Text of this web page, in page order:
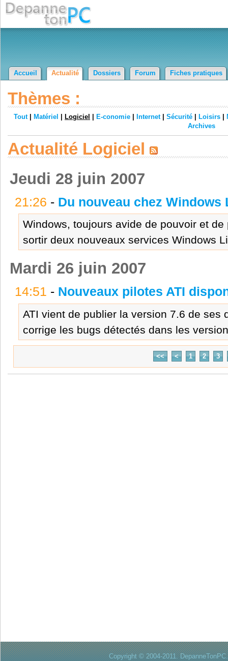
Accueil Actualité Dossiers Forum Fiches pratiques
Thèmes :
Tout| Matériel Logiciel E-conomie Internet| Sécurité Loisirs
Archives
Actualité Logiciel
Jeudi 28 juin 2007
21:26 - Du nouveau chez Windows
Windows, toujours avide de pouvoir et
sortir deux nouveaux services Windows
Mardi 26 juin 2007
14:51 - Nouveaux pilotes ATI
ATI vient de publier la version 7.6 de ses
corrige les bugs détectés dans les
<< < 1 2 3
Copyright © 2004-2011.